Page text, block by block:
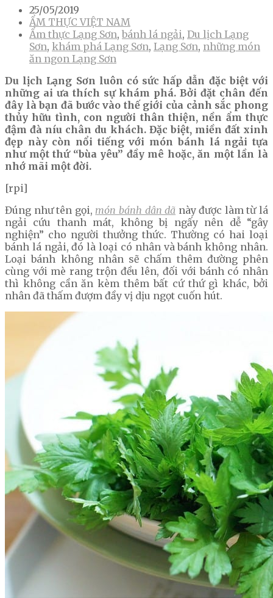
25/05/2019
ẨM THỰC VIỆT NAM
Ẩm thực Lạng Sơn, bánh lá ngải, Du lịch Lạng
Sơn, khám phá Lạng Sơn, Lạng Sơn, những món
ăn ngon Lạng Sơn
Du lịch Lạng Sơn luôn có sức hấp dẫn đặc biệt với
những ai ưa thích sự khám phá. Bởi đặt chân đến
đây là bạn đã bước vào thế giới của cảnh sắc phong
thủy hữu tình, con người thân thiện, nền ẩm thực
đậm đà níu chân du khách. Đặc biệt, miền đất xinh
đẹp này còn nổi tiếng với món bánh lá ngải tựa
như một thứ “bùa yêu” đầy mê hoặc, ăn một lần là
nhớ mãi một đời.
[rpi]
Đúng như tên gọi, món bánh dân dã này được làm từ lá
ngải cứu thanh mát, không bị ngấy nên dễ “gây
nghiện” cho người thưởng thức. Thường có hai loại
bánh lá ngải, đó là loại có nhân và bánh không nhân.
Loại bánh không nhân sẽ chấm thêm đường phên
cùng với mè rang trộn đều lên, đối với bánh có nhân
thì không cần ăn kèm thêm bất cứ thứ gì khác, bởi
nhân đã thấm đượm đầy vị dịu ngọt cuốn hút.